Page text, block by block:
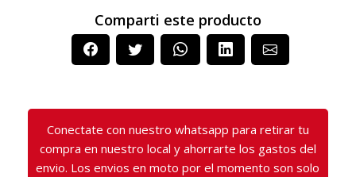
Comparti este producto
Conectate con nuestro whatsapp para retirar tu
compra en nuestro local y ahorrarte los gastos del
envio. Los envios en moto por el momento son solo